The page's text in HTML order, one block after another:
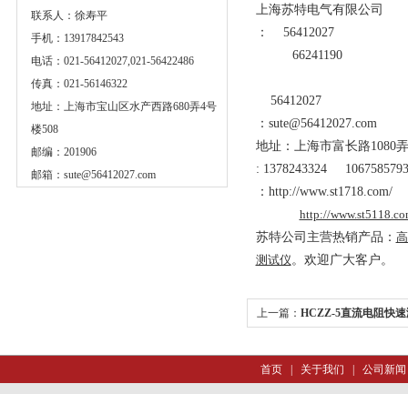
联系人：徐寿平
手机：13917842543
电话：021-56412027,021-56422486
传真：021-56146322
地址：上海市宝山区水产西路680弄4号
楼508
邮编：201906
邮箱： sute@56412027.com
上海苏特电气有限公司
：
56412027
66241190
56412027
： sute@56412027.com
地址：上海市富长路1080弄
: 1378243324 1067585793
： http://www.st1718.com/
http://
苏特公司主营热销产品：
测试仪。欢迎广大客户。
上一篇： HCZZ-5直流电阻快
首页| 关于我们 公司新闻